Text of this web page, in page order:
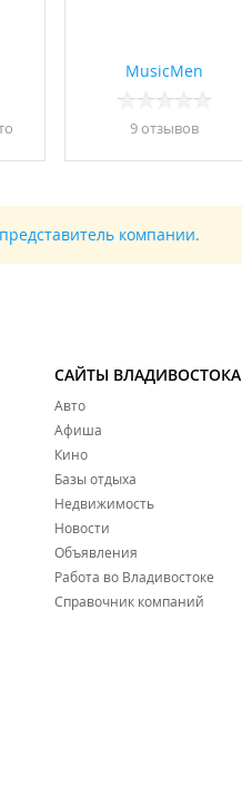
MusicMen
9 отзывов
компании.
САЙТЫ ВЛАДИВОСТОКА
Авто
Афиша
Кино
Базы отдыха
Недвижимость
Новости
Объявления
Работа во Владивостоке
Справочник компаний